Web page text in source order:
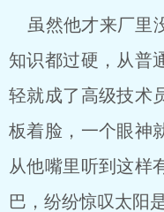
虽然他才来厂里
知识都过硬，从普
轻就成了高级技术
板着脸，一个眼神
从他嘴里听到这样
巴，纷纷惊叹太阳